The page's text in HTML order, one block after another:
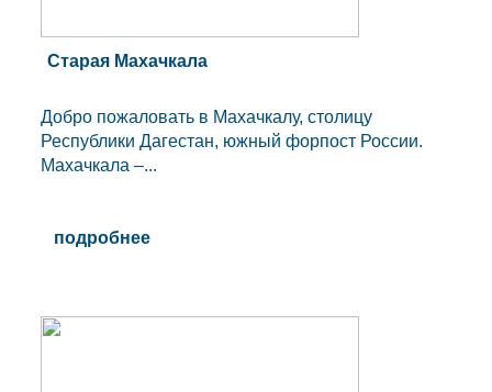
Старая Махачкала
Добро пожаловать в Махачкалу, столицу
Республики Дагестан, южный форпост России.
Махачкала –...
подробнее